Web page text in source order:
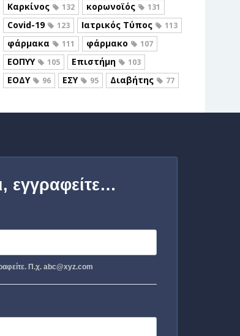
Καρκίνος 132 κορωνοϊός 131
Covid-19 123 Ιατρικός Τύπος 113
φάρμακα 111 φάρμακο 107
ΕΟΠΥΥ 105 Επιστήμη 103
ΕΟΔΥ 96 ΕΣΥ 95 Διαβήτης 77
εγγραφείτε…
Π.χ. abc@xyz.com